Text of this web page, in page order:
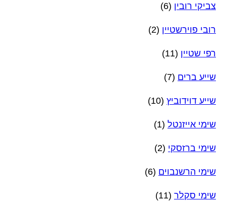
צביקי רובין (6)
רובי פוירשטיין (2)
רפי שטיין (11)
שייע ברים (7)
שייע דוידוביץ (10)
שימי אייזנטל (1)
שימי ברזסקי (2)
שימי הרשנבוים (6)
שימי סקלר (11)